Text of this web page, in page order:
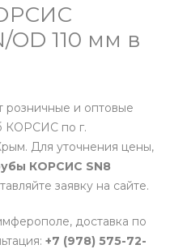
110 мм в
розничные и оптовые
КОРСИС по г.
Для уточнения цены,
КОРСИС SN8
заявку на сайте.
доставка по
+7 (978) 575-72-